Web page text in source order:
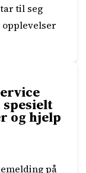
til seg
spesielt
og hjelp
på